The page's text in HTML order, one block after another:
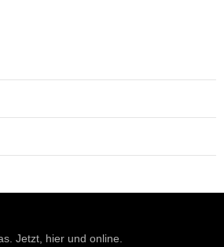
Jetzt, hier und online.